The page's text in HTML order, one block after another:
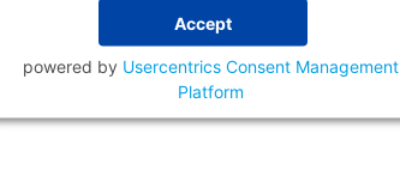
Accept
powered by Usercentrics Consent Management
Platform